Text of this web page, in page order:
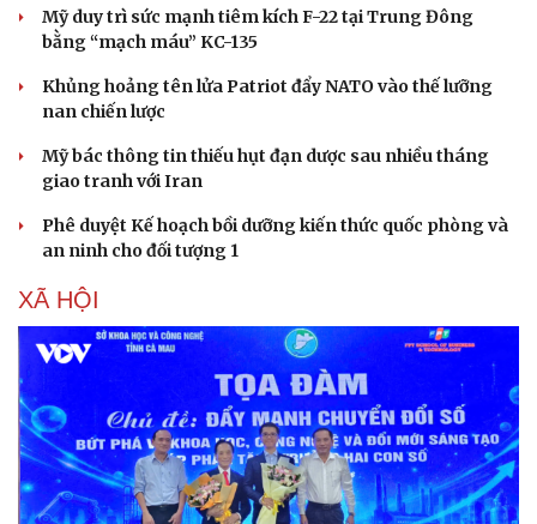
Sức khỏe
Dinh dưỡng - món ngon
Đời sống
Nhà đẹp
Mỹ duy trì sức mạnh tiêm kích F-22 tại Trung Đông
bằng “mạch máu” KC-135
Khủng hoảng tên lửa Patriot đẩy NATO vào thế lưỡng
nan chiến lược
Mỹ bác thông tin thiếu hụt đạn dược sau nhiều tháng
giao tranh với Iran
Phê duyệt Kế hoạch bồi dưỡng kiến thức quốc phòng và
an ninh cho đối tượng 1
XÃ HỘI